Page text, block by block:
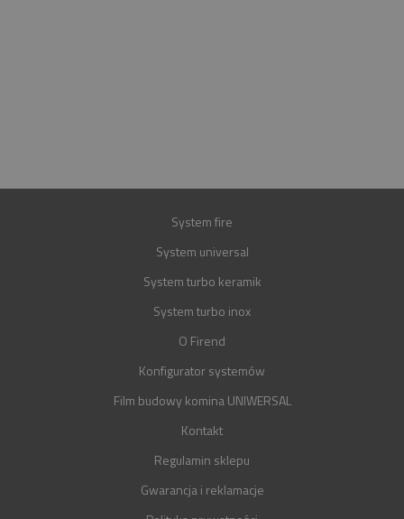
System fire
System universal
System turbo keramik
System turbo inox
O Firend
Konfigurator systemów
Film budowy komina UNIWERSAL
Kontakt
Regulamin sklepu
Gwarancja i reklamacje